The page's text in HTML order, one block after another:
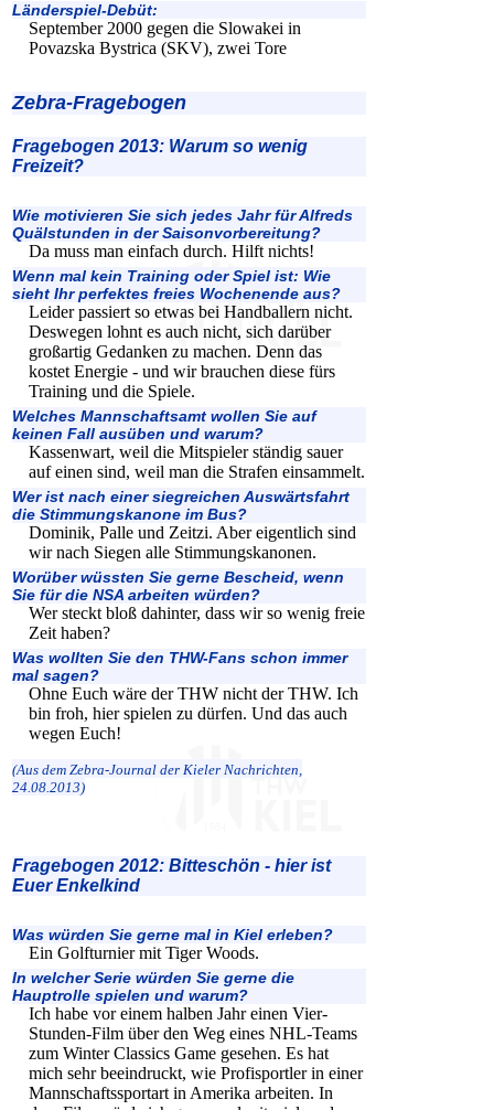
Länderspiel-Debüt:
September 2000 gegen die Slowakei in
Povazska Bystrica (SKV), zwei Tore
Zebra-Fragebogen
Fragebogen 2013: Warum so wenig
Freizeit?
Wie motivieren Sie sich jedes Jahr für Alfreds
Quälstunden in der Saisonvorbereitung?
Da muss man einfach durch. Hilft nichts!
Wenn mal kein Training oder Spiel ist: Wie
sieht Ihr perfektes freies Wochenende aus?
Leider passiert so etwas bei Handballern nicht.
Deswegen lohnt es auch nicht, sich darüber
großartig Gedanken zu machen. Denn das
kostet Energie - und wir brauchen diese fürs
Training und die Spiele.
Welches Mannschaftsamt wollen Sie auf
keinen Fall ausüben und warum?
Kassenwart, weil die Mitspieler ständig sauer
auf einen sind, weil man die Strafen einsammelt.
Wer ist nach einer siegreichen Auswärtsfahrt
die Stimmungskanone im Bus?
Dominik, Palle und Zeitzi. Aber eigentlich sind
wir nach Siegen alle Stimmungskanonen.
Worüber wüssten Sie gerne Bescheid, wenn
Sie für die NSA arbeiten würden?
Wer steckt bloß dahinter, dass wir so wenig freie
Zeit haben?
Was wollten Sie den THW-Fans schon immer
mal sagen?
Ohne Euch wäre der THW nicht der THW. Ich
bin froh, hier spielen zu dürfen. Und das auch
wegen Euch!
(Aus dem Zebra-Journal der Kieler Nachrichten,
24.08.2013)
Fragebogen 2012: Bitteschön - hier ist
Euer Enkelkind
Was würden Sie gerne mal in Kiel erleben?
Ein Golfturnier mit Tiger Woods.
In welcher Serie würden Sie gerne die
Hauptrolle spielen und warum?
Ich habe vor einem halben Jahr einen Vier-
Stunden-Film über den Weg eines NHL-Teams
zum Winter Classics Game gesehen. Es hat
mich sehr beeindruckt, wie Profisportler in einer
Mannschaftssportart in Amerika arbeiten. In